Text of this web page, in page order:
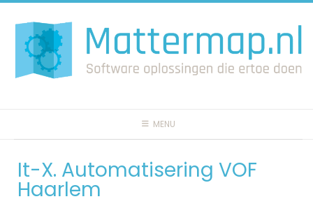
naar
inhoud
MENU
It-X. Automatisering VOF
Haarlem